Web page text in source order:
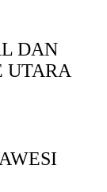
DAN
UTARA